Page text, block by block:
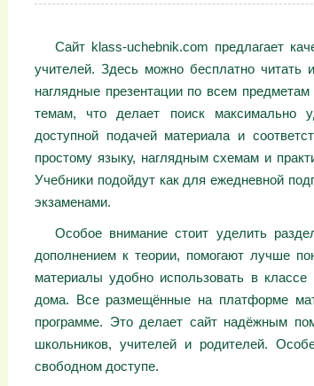
Сайт klass-uchebnik.com предлагает
учителей. Здесь можно бесплатно читать
наглядные презентации по всем
темам, что делает поиск максимально
доступной подачей материала и
простому языку, наглядным схемам и
Учебники подойдут как для ежедневной
экзаменами.
Особое внимание стоит уделить
дополнением к теории, помогают лучше
материалы удобно использовать в классе
дома. Все размещённые на платформе
программе. Это делает сайт надёжным
школьников, учителей и родителей.
свободном доступе.